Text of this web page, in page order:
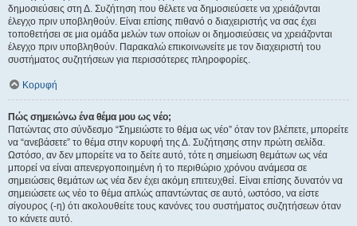
δημοσιεύσεις στη Δ. Συζήτηση που θέλετε να δημοσιεύσετε να χρειάζονται
έλεγχο πριν υποβληθούν. Είναι επίσης πιθανό ο διαχειριστής να σας έχει
τοποθετήσει σε μια ομάδα μελών των οποίων οι δημοσιεύσεις να χρειάζονται
έλεγχο πριν υποβληθούν. Παρακαλώ επικοινωνείτε με τον διαχειριστή του
συστήματος συζητήσεων για περισσότερες πληροφορίες.
Κορυφή
Πώς σημειώνω ένα θέμα μου ως νέο;
Πατώντας στο σύνδεσμο “Σημειώστε το θέμα ως νέο” όταν τον βλέπετε, μπορείτε
να “ανεβάσετε” το θέμα στην κορυφή της Δ. Συζήτησης στην πρώτη σελίδα.
Ωστόσο, αν δεν μπορείτε να το δείτε αυτό, τότε η σημείωση θεμάτων ως νέα
μπορεί να είναι απενεργοποιημένη ή το περιθώριο χρόνου ανάμεσα σε
σημειώσεις θεμάτων ως νέα δεν έχει ακόμη επιτευχθεί. Είναι επίσης δυνατόν να
σημειώσετε ως νέο το θέμα απλώς απαντώντας σε αυτό, ωστόσο, να είστε
σίγουρος (-η) ότι ακολουθείτε τους κανόνες του συστήματος συζητήσεων όταν
το κάνετε αυτό.